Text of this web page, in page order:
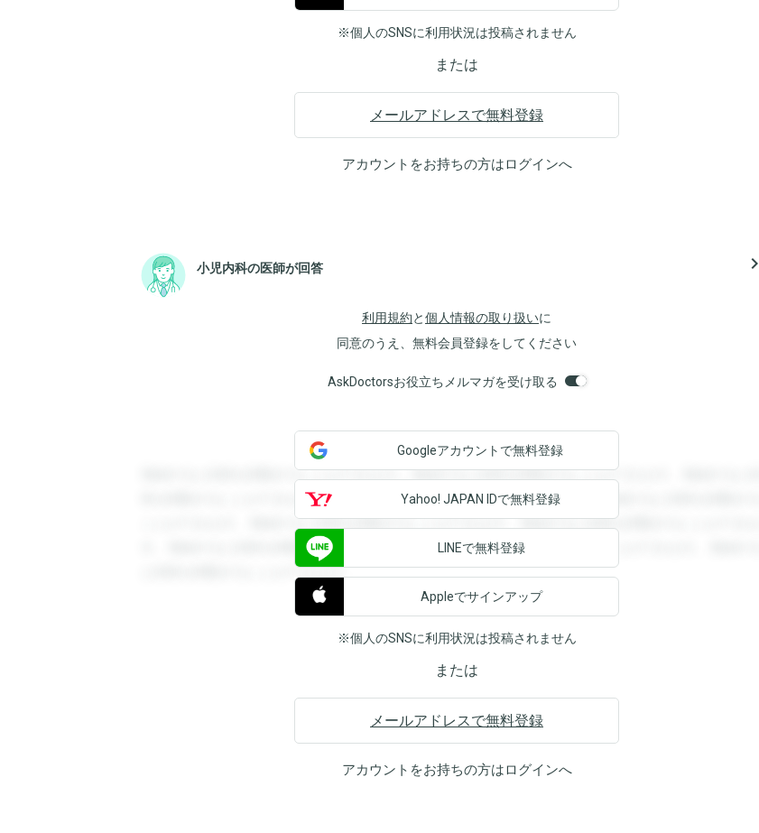
※個人のSNSに利用状況は投稿されません
または
メールアドレスで無料登録
アカウントをお持ちの方はログインへ
小児内科の医師が回答 navigate_next
利用規約と個人情報の取り扱いに
同意のうえ、無料会員登録をしてください
AskDoctorsお役立ちメルマガを受け取る
登録すると回答を閲覧することができます。登録すると回答を閲覧することができます。登録すると回
答を閲覧することができます。登録すると回答を閲覧することができます。登録すると回答を閲覧する
ことができます。登録すると回答を閲覧することができます。登録すると回答を閲覧することができま
す。登録すると回答を閲覧することができます。登録すると回答を閲覧することができます。登録する
と回答を閲覧することができます。
Googleアカウントで無料登録
Yahoo! JAPAN IDで無料登録
LINEで無料登録
Appleでサインアップ
※個人のSNSに利用状況は投稿されません
または
メールアドレスで無料登録
アカウントをお持ちの方はログインへ